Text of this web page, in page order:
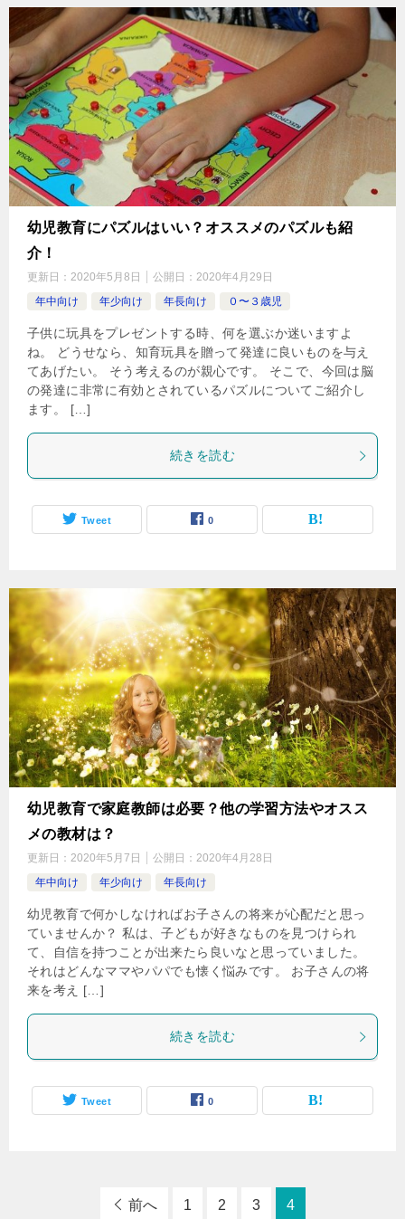
幼児教育にパズルはいい？オススメのパズルも紹
介！
更新日： 2020年5月8日 公開日： 2020年4月29日
年中向け
年少向け 年長向け ０〜３歳児
子供に玩具をプレゼントする時、何を選ぶか迷いますよ
ね。 どうせなら、知育玩具を贈って発達に良いものを与え
てあげたい。 そう考えるのが親心です。 そこで、今回は脳
の発達に非常に有効とされているパズルについてご紹介し
ます。 […]
続きを読む
Tweet 0
幼児教育で家庭教師は必要？他の学習方法やオスス
メの教材は？
更新日： 2020年5月7日 公開日： 2020年4月28日
年中向け
年少向け 年長向け
幼児教育で何かしなければお子さんの将来が心配だと思っ
ていませんか？ 私は、子どもが好きなものを見つけられ
て、自信を持つことが出来たら良いなと思っていました。
それはどんなママやパパでも懐く悩みです。 お子さんの将
来を考え […]
続きを読む
Tweet 0
前へ 1 2 3 4